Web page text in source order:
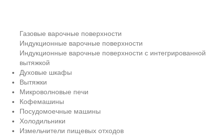
Газовые варочные поверхности
Индукционные варочные поверхности
Индукционные варочные поверхности с интегрированной
вытяжкой
Духовые шкафы
Вытяжки
Микроволновые печи
Кофемашины
Посудомоечные машины
Холодильники
Измельчители пищевых отходов